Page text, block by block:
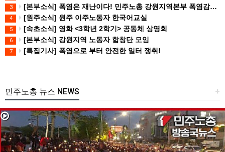
3 [본부소식] 폭염은 재난이다! 민주노총 강원지역본부 폭염감시단 선포 기자회견
4 [원주소식] 원주 이주노동자 한국어교실
5 [속초소식] 영화 <3학년 2학기> 공동체 상영회
6 [본부소식] 강원지역 노동자 합창단 모임
7 [특집기사] 폭염으로 부터 안전한 일터 쟁취!
+
민주노총 뉴스 NEWS